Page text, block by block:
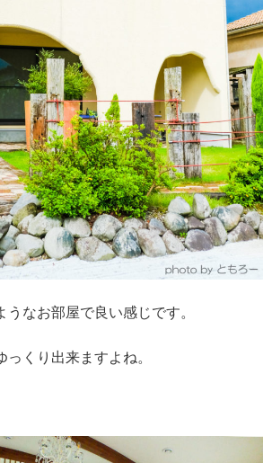
なお部屋で良い感じです。
っくり出来ますよね。